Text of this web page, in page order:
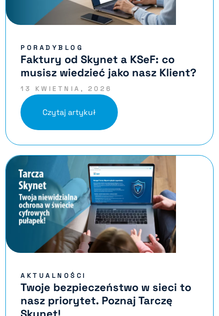
PORADYBLOG
Faktury od Skynet a KSeF: co
musisz wiedzieć jako nasz Klient?
13 KWIETNIA, 2026
Czytaj artykuł
AKTUALNOŚCI
Twoje bezpieczeństwo w sieci to
nasz priorytet. Poznaj Tarczę